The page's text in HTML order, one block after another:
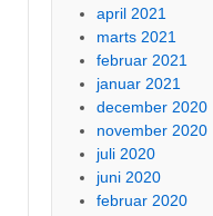
april 2021
marts 2021
februar 2021
januar 2021
december 2020
november 2020
juli 2020
juni 2020
februar 2020